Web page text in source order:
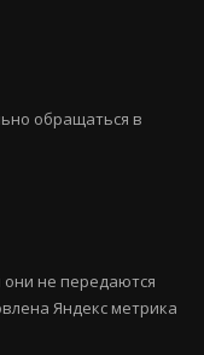
обращаться в
не передаются
Яндекс метрика